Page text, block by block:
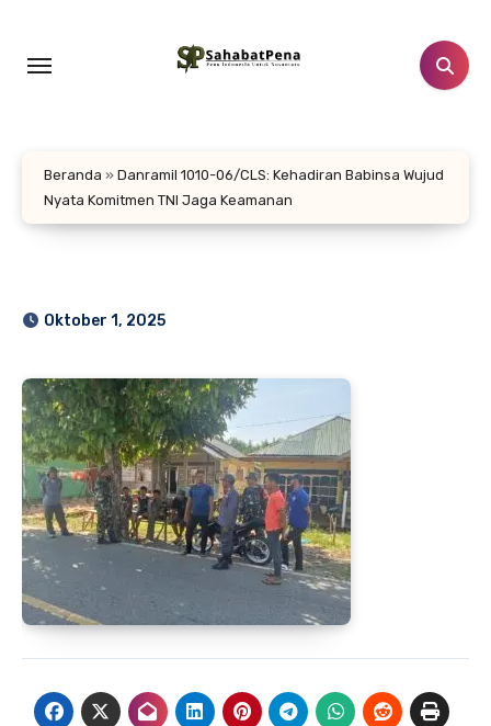
konten
Beranda » Danramil 1010-06/CLS: Kehadiran Babinsa Wujud
Nyata Komitmen TNI Jaga Keamanan
Oktober 1, 2025